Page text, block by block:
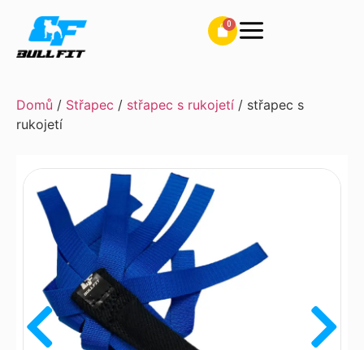
Domů / Střapec / střapec s rukojetí / střapec s
rukojetí